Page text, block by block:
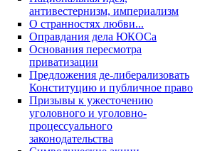
антивестернизм, империализм
О странностях любви...
Оправдания дела ЮКОСа
Основания пересмотра
приватизации
Предложения де-либерализовать
Конституцию и публичное право
Призывы к ужесточению
уголовного и уголовно-
процессуального
законодательства